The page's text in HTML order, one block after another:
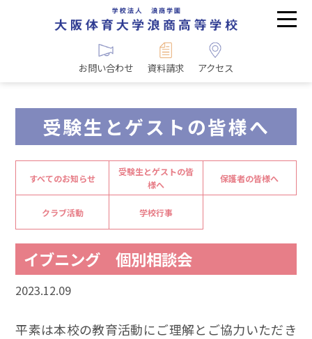
お問い合わせ 資料請求 アクセス
受験生とゲストの皆様へ
すべてのお知らせ
受験生とゲストの皆
様へ
保護者の皆様へ
クラブ活動 学校行事
イブニング 個別相談会
2023.12.09
平素は本校の教育活動にご理解とご協力いただき